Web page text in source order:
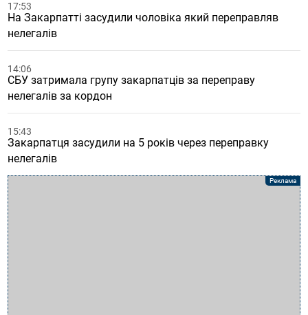
17:53
На Закарпатті засудили чоловіка який переправляв
нелегалів
14:06
СБУ затримала групу закарпатців за переправу
нелегалів за кордон
15:43
Закарпатця засудили на 5 років через переправку
нелегалів